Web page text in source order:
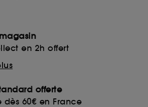
en 2h offert
offerte
60€ en France